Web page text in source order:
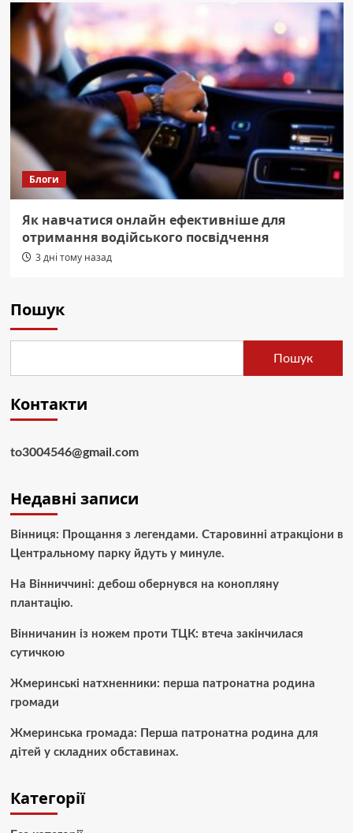
Блоги
Як навчатися онлайн ефективніше для
отримання водійського посвідчення
3 дні тому назад
Пошук
Пошук
Контакти
to3004546@gmail.com
Недавні записи
Вінниця: Прощання з легендами. Старовинні атракціони в
Центральному парку йдуть у минуле.
На Вінниччині: дебош обернувся на конопляну
плантацію.
Вінничанин із ножем проти ТЦК: втеча закінчилася
сутичкою
Жмеринські натхненники: перша патронатна родина
громади
Жмеринська громада: Перша патронатна родина для
дітей у складних обставинах.
Категорії